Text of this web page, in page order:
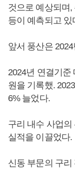
것으로 예상되며
등이 예측되고 있
앞서 풍산은
2024년 연결기준
원을 기록했.
6% 늘었다.
구리 내수 사업
실적을 이끌었다.
신동 부문의 구리